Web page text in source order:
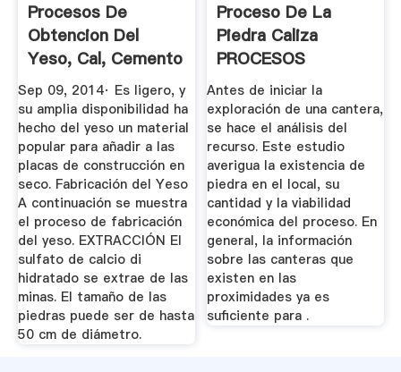
Procesos De
Obtencion Del
Yeso, Cal, Cemento
Y Puzolanas
Sep 09, 2014· Es ligero, y
su amplia disponibilidad ha
hecho del yeso un material
popular para añadir a las
placas de construcción en
seco. Fabricación del Yeso
A continuación se muestra
el proceso de fabricación
del yeso. EXTRACCIÓN El
sulfato de calcio di
hidratado se extrae de las
minas. El tamaño de las
piedras puede ser de hasta
50 cm de diámetro.
Proceso De La
Piedra Caliza
PROCESOS
MINEROS
Antes de iniciar la
exploración de una cantera,
se hace el análisis del
recurso. Este estudio
averigua la existencia de
piedra en el local, su
cantidad y la viabilidad
económica del proceso. En
general, la información
sobre las canteras que
existen en las
proximidades ya es
suficiente para .